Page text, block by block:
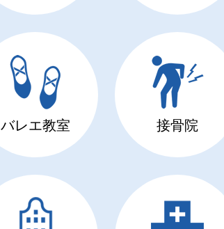
バレエ教室 接骨院